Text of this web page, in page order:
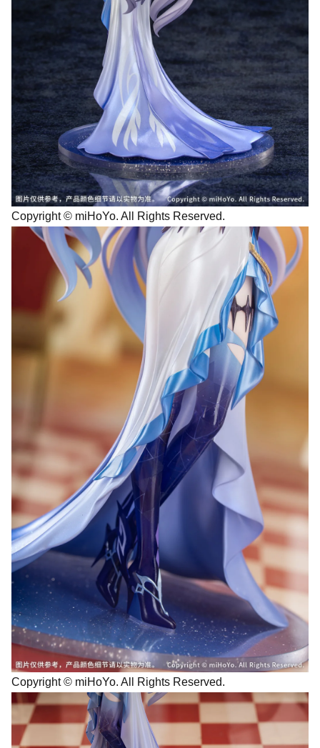
Copyright © miHoYo. All Rights Reserved.
Copyright © miHoYo. All Rights Reserved.